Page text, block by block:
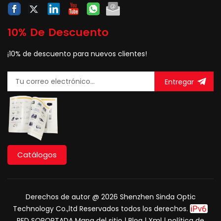
10% De Descuento
¡10% de descuento para nuevos clientes!
Entregar
Catálogos
Derechos de autor @ 2026 Shenzhen Sinda Optic
Technology Co.,ltd Reservados todos los derechos.